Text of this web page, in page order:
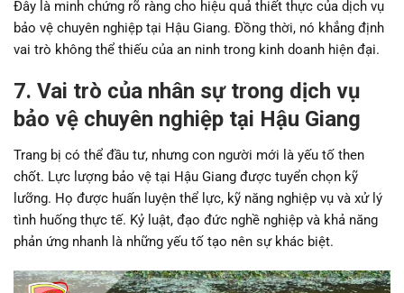
Đây là minh chứng rõ ràng cho hiệu quả thiết thực của dịch vụ
bảo vệ chuyên nghiệp tại Hậu Giang. Đồng thời, nó khẳng định
vai trò không thể thiếu của an ninh trong kinh doanh hiện đại.
7. Vai trò của nhân sự trong dịch vụ
bảo vệ chuyên nghiệp tại Hậu Giang
Trang bị có thể đầu tư, nhưng con người mới là yếu tố then
chốt. Lực lượng bảo vệ tại Hậu Giang được tuyển chọn kỹ
lưỡng. Họ được huấn luyện thể lực, kỹ năng nghiệp vụ và xử lý
tình huống thực tế. Kỷ luật, đạo đức nghề nghiệp và khả năng
phản ứng nhanh là những yếu tố tạo nên sự khác biệt.